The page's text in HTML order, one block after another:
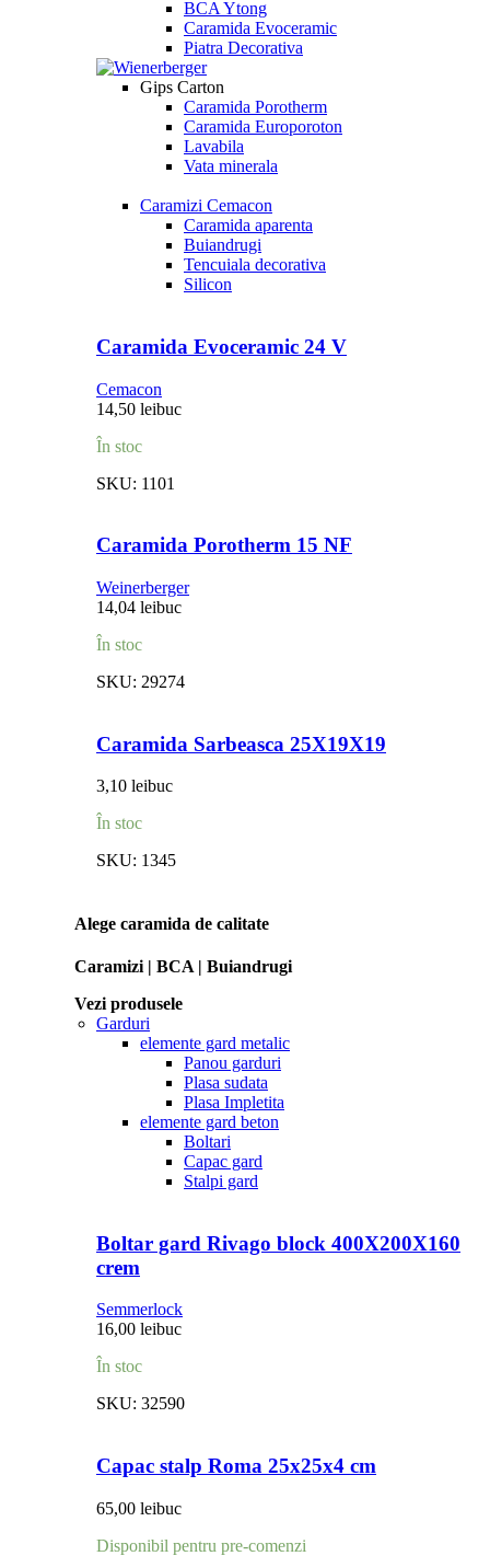
BCA Ytong
Caramida Evoceramic
Piatra Decorativa
Gips Carton
Caramida Porotherm
Caramida Europoroton
Lavabila
Vata minerala
Caramizi Cemacon
Caramida aparenta
Buiandrugi
Tencuiala decorativa
Silicon
Caramida Evoceramic 24 V
Cemacon
14,50 leibuc
În stoc
SKU: 1101
Caramida Porotherm 15 NF
Weinerberger
14,04 leibuc
În stoc
SKU: 29274
Caramida Sarbeasca 25X19X19
3,10 leibuc
În stoc
SKU: 1345
Alege caramida de calitate
Caramizi | BCA | Buiandrugi
Vezi produsele
Garduri
elemente gard metalic
Panou garduri
Plasa sudata
Plasa Impletita
elemente gard beton
Boltari
Capac gard
Stalpi gard
Boltar gard Rivago block 400X200X160
crem
Semmerlock
16,00 leibuc
În stoc
SKU: 32590
Capac stalp Roma 25x25x4 cm
65,00 leibuc
Disponibil pentru pre-comenzi